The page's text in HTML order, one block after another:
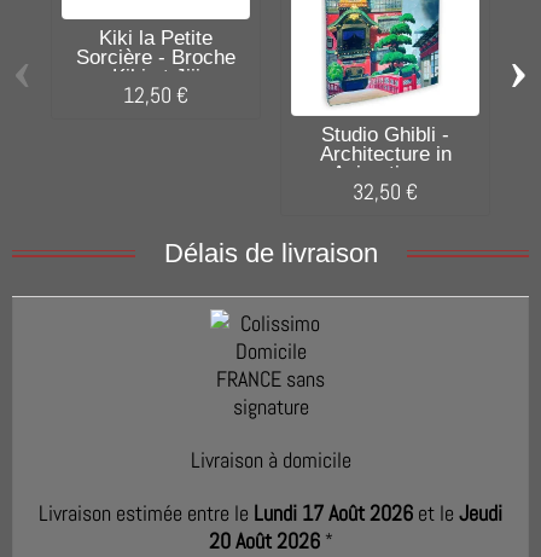
Kiki la Petite
Sorcière - Broche
Kiki et Jiji
12,50 €
Studio Ghibli -
Architecture in
Animation...
32,50 €
‹ ›
Délais de livraison
Livraison à domicile
Livraison estimée entre le Lundi 17 Août 2026 et le Jeudi
20 Août 2026 *